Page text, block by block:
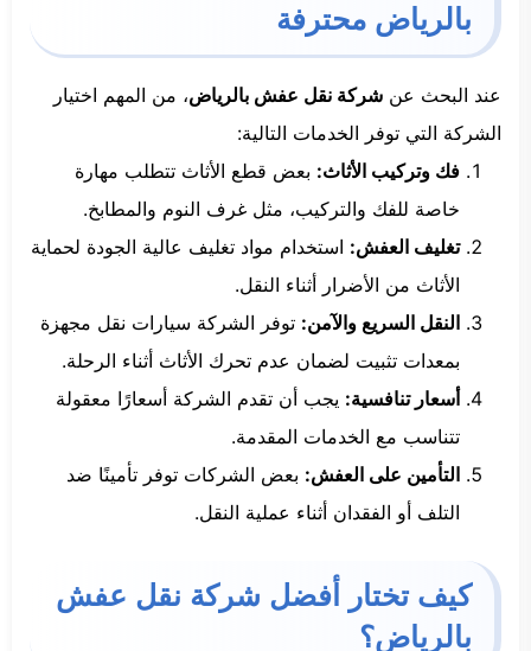
بالرياض محترفة
عند البحث عن شركة نقل عفش بالرياض، من المهم اختيار
الشركة التي توفر الخدمات التالية:
فك وتركيب الأثاث: بعض قطع الأثاث تتطلب مهارة
خاصة للفك والتركيب، مثل غرف النوم والمطابخ.
تغليف العفش: استخدام مواد تغليف عالية الجودة لحماية
الأثاث من الأضرار أثناء النقل.
النقل السريع والآمن: توفر الشركة سيارات نقل مجهزة
بمعدات تثبيت لضمان عدم تحرك الأثاث أثناء الرحلة.
أسعار تنافسية: يجب أن تقدم الشركة أسعارًا معقولة
تتناسب مع الخدمات المقدمة.
التأمين على العفش: بعض الشركات توفر تأمينًا ضد
التلف أو الفقدان أثناء عملية النقل.
كيف تختار أفضل شركة نقل عفش
بالرياض؟